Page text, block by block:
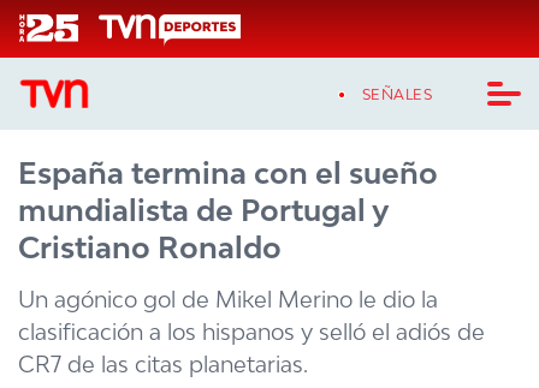
Click acá para ir directamente al contenido
SEÑALES
CASTING MASTERCHEF CHILE
CASTING TVN VERTICAL
TVN VERTICAL
TVN PLAY
España termina con el sueño
mundialista de Portugal y
Cristiano Ronaldo
Un agónico gol de Mikel Merino le dio la
clasificación a los hispanos y selló el adiós de
CR7 de las citas planetarias.